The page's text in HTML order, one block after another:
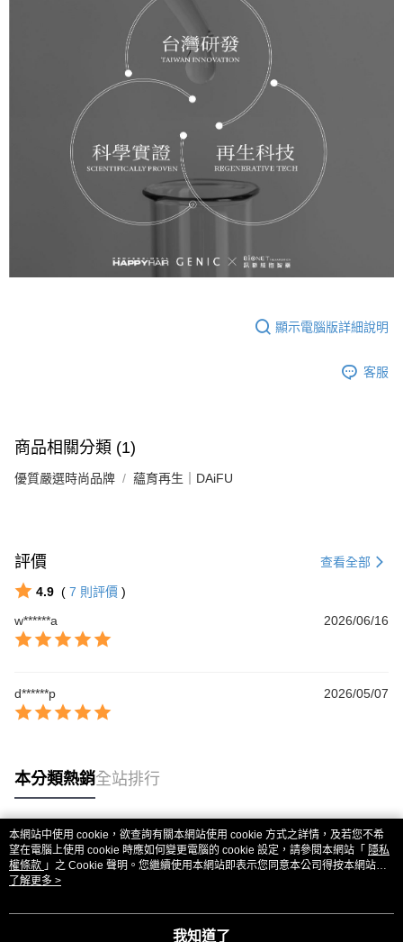
時審查核予不同之上限額度；若仍有額度不足之情形，本公司將視審查結果
請求用戶進行身份認證。
５．嚴禁一人註冊多個帳號或使用他人資訊註冊。若發現惡意使用之情形，
恩沛科技股份有限公司將有權停止該用戶之使用額度並採取法律行動。
顯示電腦版詳細說明
客服
商品相關分類 (1)
優質嚴選時尚品牌 蘊育再生｜DAiFU
評價 查看全部
4.9 ( 7 則評價 )
w******a
2026/06/16
d******p 2026/05/07
本分類熱銷全站排行
熱門標籤
本網站中使用 cookie，欲查詢有關本網站使用 cookie 方式之詳情，及若您不希
望在電腦上使用 cookie 時應如何變更電腦的 cookie 設定，請參閱本網站「 隱私
權條款 」之 Cookie 聲明。您繼續使用本網站即表示您同意本公司得按本網站使
用條款之 Cookie 聲明使用 cookie。
了解更多 >
我知道了